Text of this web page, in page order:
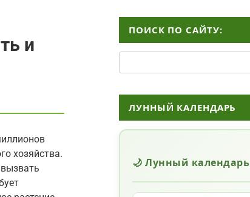
и
хозяйства.
ПОИСК ПО САЙТУ:
ЛУННЫЙ КАЛЕНДАРЬ
🌙 Лунный календарь